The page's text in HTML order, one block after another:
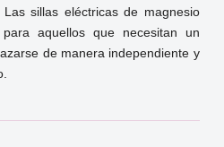
sillas eléctricas de magnesio
aquellos que necesitan un
de manera independiente y